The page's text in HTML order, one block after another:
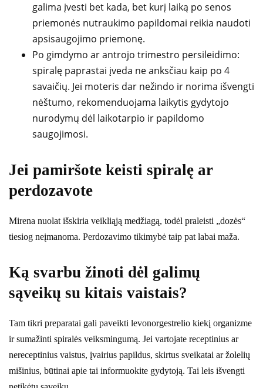
galima įvesti bet kada, bet kurį laiką po senos
priemonės nutraukimo papildomai reikia naudoti
apsisaugojimo priemonę.
Po gimdymo ar antrojo trimestro persileidimo:
spiralę paprastai įveda ne anksčiau kaip po 4
savaičių. Jei moteris dar nežindo ir norima išvengti
nėštumo, rekomenduojama laikytis gydytojo
nurodymų dėl laikotarpio ir papildomo
saugojimosi.
Jei pamiršote keisti spiralę ar
perdozavote
Mirena nuolat išskiria veikliąją medžiagą, todėl praleisti „dozės“
tiesiog neįmanoma. Perdozavimo tikimybė taip pat labai maža.
Ką svarbu žinoti dėl galimų
sąveikų su kitais vaistais?
Tam tikri preparatai gali paveikti levonorgestrelio kiekį organizme
ir sumažinti spiralės veiksmingumą. Jei vartojate receptinius ar
nereceptinius vaistus, įvairius papildus, skirtus sveikatai ar žolelių
mišinius, būtinai apie tai informuokite gydytoją. Tai leis išvengti